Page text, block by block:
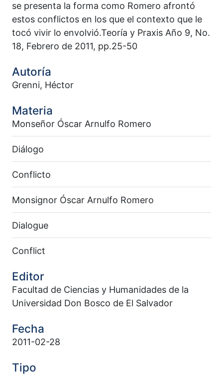
se presenta la forma como Romero afrontó
estos conflictos en los que el contexto que le
tocó vivir lo envolvió.Teoría y Praxis Año 9, No.
18, Febrero de 2011, pp.25-50
Autoría
Grenni, Héctor
Materia
Monseñor Óscar Arnulfo Romero
Diálogo
Conflicto
Monsignor Óscar Arnulfo Romero
Dialogue
Conflict
Editor
Facultad de Ciencias y Humanidades de la
Universidad Don Bosco de El Salvador
Fecha
2011-02-28
Tipo